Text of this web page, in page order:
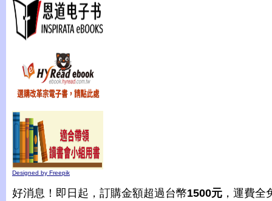
Designed by Freepik
好消息！即日起，訂購金額超過台幣1500元 ，運費全